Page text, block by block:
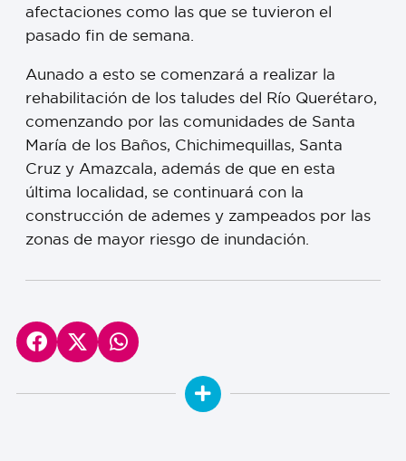
afectaciones como las que se tuvieron el
pasado fin de semana.
Aunado a esto se comenzará a realizar la
rehabilitación de los taludes del Río Querétaro,
comenzando por las comunidades de Santa
María de los Baños, Chichimequillas, Santa
Cruz y Amazcala, además de que en esta
última localidad, se continuará con la
construcción de ademes y zampeados por las
zonas de mayor riesgo de inundación.